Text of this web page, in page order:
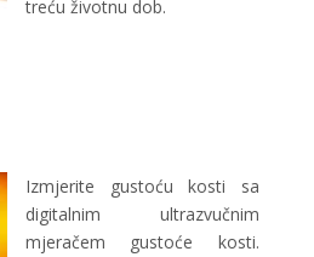
treću životnu dob.
Izmjerite gustoću kosti sa
digitalnim ultrazvučnim
mjeračem gustoće kosti.